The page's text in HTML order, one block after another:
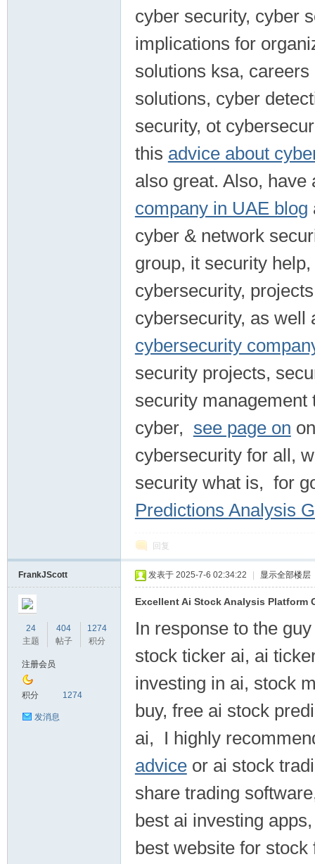
cyber security, cyber
implications for
solutions ksa,
solutions, cyber
security, ot
this advice about
also great. Also,
company in UAE blog
cyber & network
group, it security
cybersecurity,
cybersecurity, as well
cybersecurity
security projects,
security
cyber, see page on
cybersecurity for all,
security what is, for
Predictions Analysis
回复
FrankJScott
24
主题
404
帖子
1274
积分
注册会员
积分 1274
发消息
发表于 2025-7-6 02:34:22 显示全部楼层
Excellent Ai Stock Analysis Platform
In response to the
stock ticker ai, ai
investing in ai, stock
buy, free ai stock
ai, I highly
adviceor ai stock
share trading
best ai investing
best website for